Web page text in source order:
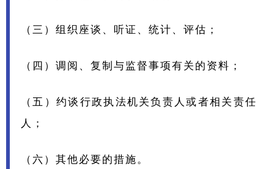
（三）组织座谈、听证、统计、评估；
（四）调阅、复制与监督事项有关的资料；
（五）约谈行政执法机关负责人或者相关责任
人；
（六）其他必要的措施。